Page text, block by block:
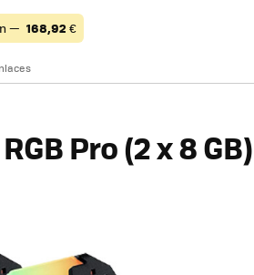
— 168,92 €
Pro (2 x 8 GB)